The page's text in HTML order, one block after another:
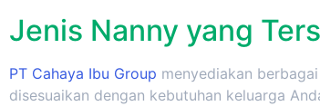
Jenis Nanny yang
PT Cahaya Ibu Group menyediakan
disesuaikan dengan kebutuhan keluarga